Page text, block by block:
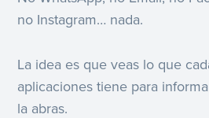
no Instagram… nada.
La idea es que veas lo que
aplicaciones tiene para
la abras.